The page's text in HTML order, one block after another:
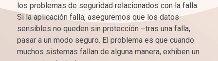
los problemas de seguridad relacionados con la falla.
Si la aplicación falla, aseguremos que los datos
sensibles no queden sin protección –tras una falla,
pasar a un modo seguro. El problema es que cuando
muchos sistemas fallan de alguna manera, exhiben un